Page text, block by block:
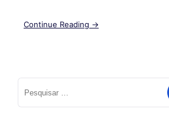
Continue Reading →